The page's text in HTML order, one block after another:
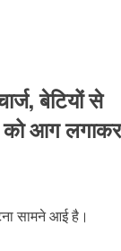
बेटियों से
को आग लगाकर
सामने आई है।